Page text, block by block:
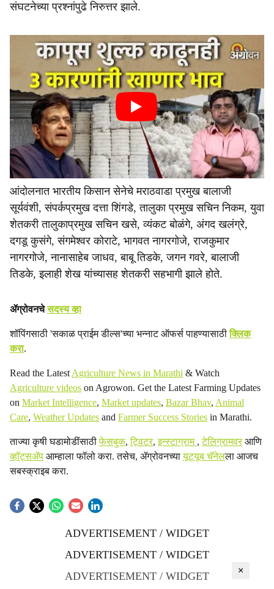
संघटनेच्या प्रश्नांपुढे निरुत्तर झाले.
आंदोलनात भारतीय किसान सेनेचे मराठवाडा प्रमुख बालाजी
सूर्यवंशी, संपर्कप्रमुख दत्ता शिंगडे, तालुका प्रमुख सचिन निकम, युवा
शेतकरी तालुकाप्रमुख सचिन खसे, व्यंकट बोळंगे, अंगद खलंग्रे,
दगडू कुसंगे, संगमेश्वर कोराटे, भागवत नागरगोजे, राजकुमार
नागरगोजे, नानासाहेब जाधव, बाबू तिडके, जगन गवरे, बालाजी
तिडके, इलाही शेख यांच्यासह शेतकरी सहभागी झाले होते.
ॲग्रोवनचेसदस्य व्हा
शॉपिंगसाठी 'सकाळ प्राईम डील्स'च्या भन्नाट ऑफर्स पाहण्यासाठीक्लिक
करा.
Read the Latest Agriculture News in Marathi & Watch
Agriculture videos on Agrowon. Get the Latest Farming Updates
on Market Intelligence, Market updates, Bazar Bhav, Animal
Care, Weather Updates and Farmer Success Stories in Marathi.
ताज्या कृषी घडामोडींसाठीफेसबुक,ट्विटर,इन्स्टाग्राम ,टेलिग्रामवरआणि
व्हॉट्सॲप आम्हाला फॉलो करा. तसेच, ॲग्रोवनच्यायूट्यूब चॅनेलला आजच
सबस्क्राइब करा.
ADVERTISEMENT / WIDGET
ADVERTISEMENT / WIDGET
ADVERTISEMENT / WIDGET
×